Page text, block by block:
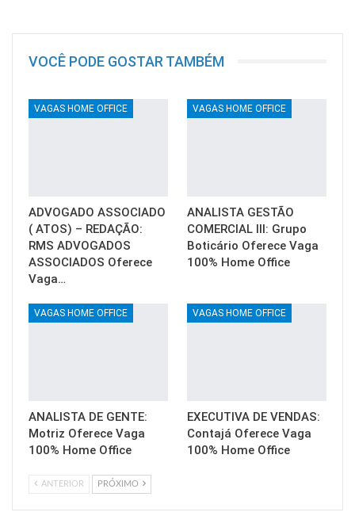
VOCÊ PODE GOSTAR TAMBÉM
VAGAS HOME OFFICE
ADVOGADO ASSOCIADO
( ATOS) – REDAÇÃO:
RMS ADVOGADOS
ASSOCIADOS Oferece
Vaga…
VAGAS HOME OFFICE
ANALISTA GESTÃO
COMERCIAL III: Grupo
Boticário Oferece Vaga
100% Home Office
VAGAS HOME OFFICE
ANALISTA DE GENTE:
Motriz Oferece Vaga
100% Home Office
VAGAS HOME OFFICE
EXECUTIVA DE VENDAS:
Contajá Oferece Vaga
100% Home Office
ANTERIOR PRÓXIMO